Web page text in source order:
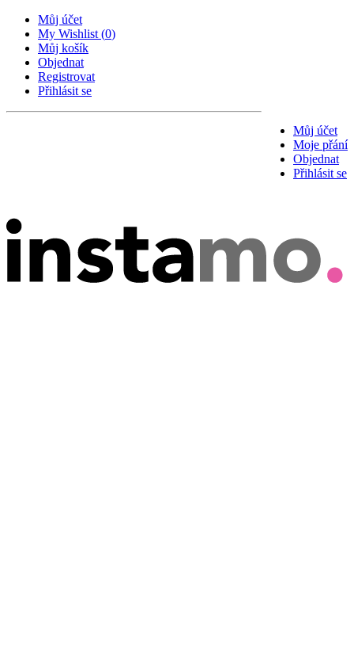
Můj účet
My Wishlist (0)
Můj košík
Objednat
Registrovat
Přihlásit se
Můj účet
Moje přání
Objednat
Přihlásit se